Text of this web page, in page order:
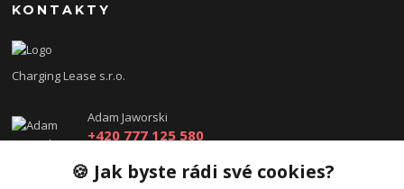
KONTAKTY
Charging Lease s.r.o.
Adam Jaworski
+420 777 125 580
🍪 Jak byste rádi své cookies?